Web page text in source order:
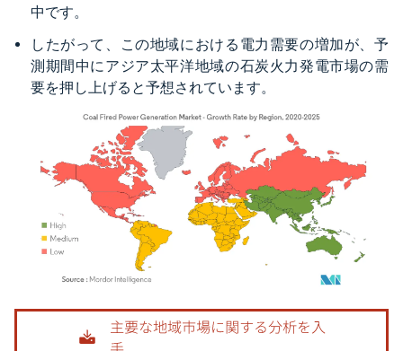
中です。
したがって、この地域における電力需要の増加が、予
測期間中にアジア太平洋地域の石炭火力発電市場の需
要を押し上げると予想されています。
画像 © Mordor Intelligence。再利用にはCC BY 4.0の表示が必要です。